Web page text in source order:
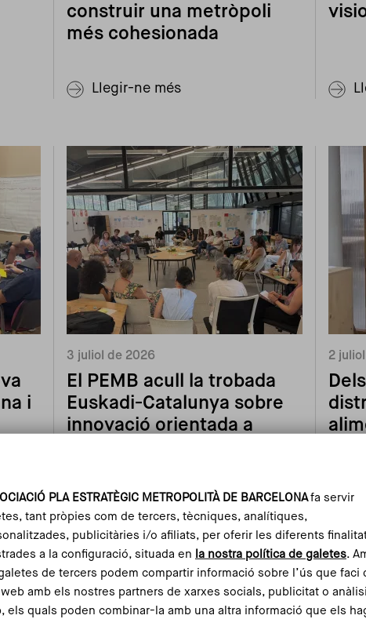
construir una metròpoli
més cohesionada
Llegir-ne més
i
3 juliol de 2026
El PEMB acull la trobada
Euskadi-Catalunya sobre
innovació orientada a
governança davant dels
grans reptes socials
Llegir-ne més
2
PLA ESTRATÈGIC METROPOLITÀ DE BARCELONAfa servir
tant pròpies com de tercers, tècniques, analítiques,
publicitàries i/o afiliats, per oferir les diferents
a la configuració, situada en
la nostra política de galetes.
de tercers podem compartir informació sobre l’ús que faci
web amb els nostres partners de xarxes socials, publicitat o anàlisi
els quals poden combinar-la amb una altra informació que els